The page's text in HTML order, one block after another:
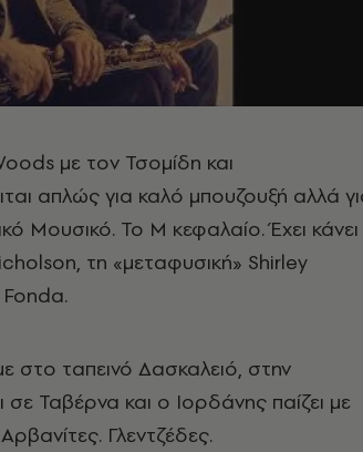
με τον Τσομίδη και
απλώς για καλό μπουζουξή αλλά
Μουσικό. Το Μ κεφαλαίο. Έχει κάνει
τη «μεταφυσική» Shirley
Fonda.
στο ταπεινό Δασκαλειό, στην
Ταβέρνα και ο Ιορδάνης παίζει με
Γλεντζέδες.